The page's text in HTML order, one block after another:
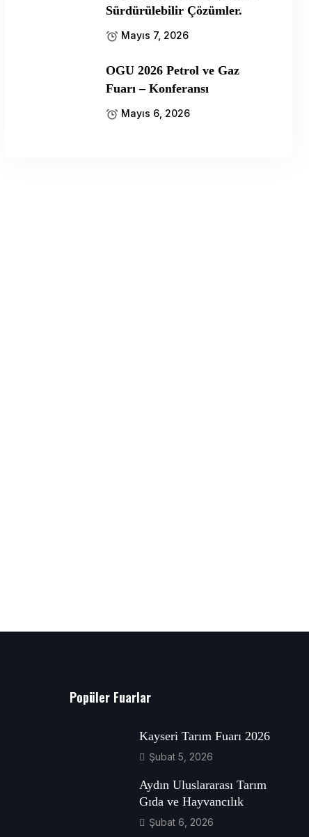
Sürdürülebilir Çözümler.
Mayıs 7, 2026
OGU 2026 Petrol ve Gaz
Fuarı – Konferansı
Mayıs 6, 2026
Popüler Fuarlar
Kayseri Tarım Fuarı 2026
Şubat 5, 2026
Aydın Uluslararası Tarım
Gıda ve Hayvancılık
Şubat 6, 2026